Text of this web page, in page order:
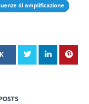
di amplificazione